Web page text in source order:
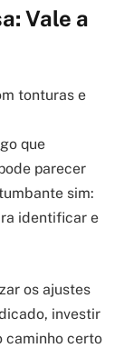
Vale a
tonturas e
que
parecer
sim:
identificar e
os ajustes
investir
caminho certo